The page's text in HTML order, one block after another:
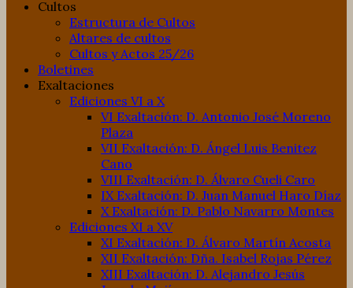
Cultos
Estructura de Cultos
Altares de cultos
Cultos y Actos 25/26
Boletines
Exaltaciones
Ediciones VI a X
VI Exaltación: D. Antonio José Moreno
Plaza
VII Exaltación: D. Ángel Luis Benitez
Cano
VIII Exaltación: D. Álvaro Cueli Caro
IX Exaltación: D. Juan Manuel Haro Díaz
X Exaltación: D. Pablo Navarro Montes
Ediciones XI a XV
XI Exaltación: D. Álvaro Martín Acosta
XII Exaltación: Dña. Isabel Rojas Pérez
XIII Exaltación: D. Alejandro Jesús